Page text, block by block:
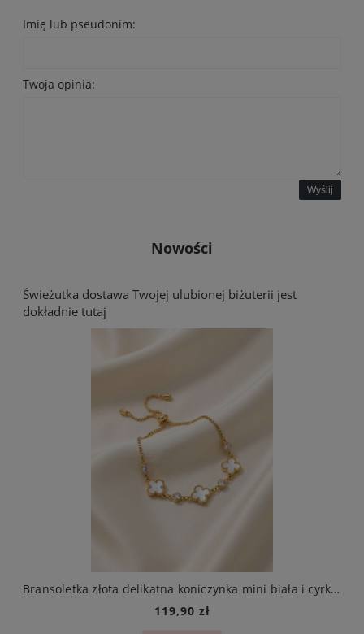
Imię lub pseudonim:
Twoja opinia:
Wyślij
Nowości
Świeżutka dostawa Twojej ulubionej biżuterii jest
dokładnie tutaj
Bransoletka złota delikatna koniczynka mini biała i cyrkonie stal chirurgiczna
119,90 zł